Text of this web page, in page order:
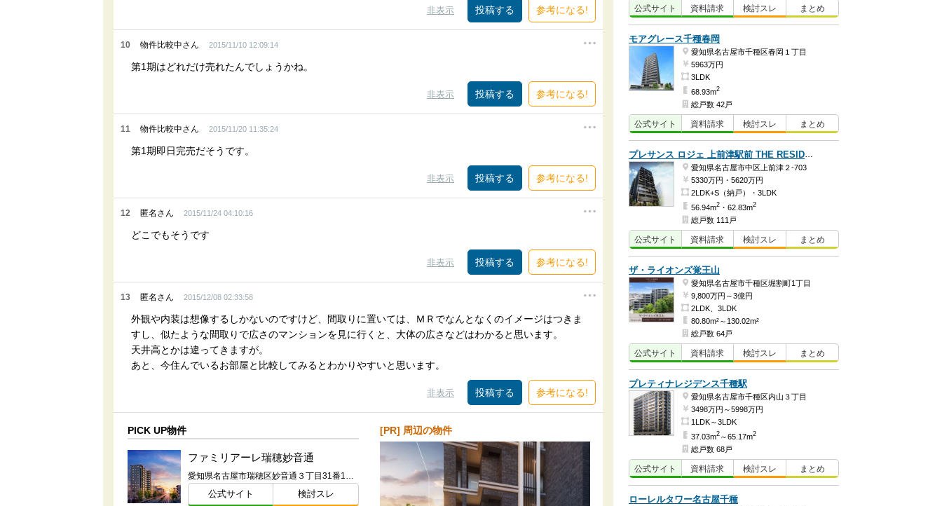
非表示 参考になる!
10 物件比較中さん 2015/11/10 12:09:14
第1期はどれだけ売れたんでしょうかね。
非表示 参考になる!
11 物件比較中さん 2015/11/20 11:35:24
第1期即日完売だそうです。
非表示 参考になる!
12 匿名さん 2015/11/24 04:10:16
どこでもそうです
非表示 参考になる!
13 匿名さん 2015/12/08 02:33:58
外観や内装は想像するしかないのですけど、間取りに置いては、ＭＲでなんとなくのイメージはつきま
すし、似たような間取りで広さのマンションを見に行くと、大体の広さなどはわかると思います。
天井高とかは違ってきますが。
あと、今住んでいるお部屋と比較してみるとわかりやすいと思います。
非表示 参考になる!
PICK UP物件
ファミリアーレ瑞穂妙音通
愛知県名古屋市瑞穂区妙音通３丁目31番1ほか
公式サイト 検討スレ
[PR] 周辺の物件
公式サイト 資料請求 検討スレ まとめ
モアグレース千種春岡
愛知県名古屋市千種区春岡１丁目
5963万円
3LDK
68.93m2
総戸数 42戸
公式サイト 資料請求 検討スレ まとめ
プレサンス ロジェ 上前津駅前 THE RESIDENCE
愛知県名古屋市中区上前津２-703
5330万円・5620万円
2LDK+S（納戸）・3LDK
56.94m2 ・62.83m2
総戸数 111戸
公式サイト 資料請求 検討スレ まとめ
ザ・ライオンズ覚王山
愛知県名古屋市千種区堀割町1丁目
9,800万円～3億円
2LDK、3LDK
80.80m²～130.02m²
総戸数 64戸
公式サイト 資料請求 検討スレ まとめ
プレティナレジデンス千種駅
愛知県名古屋市千種区内山３丁目
3498万円～5998万円
1LDK～3LDK
37.03m2 ～65.17m2
総戸数 68戸
公式サイト 資料請求 検討スレ まとめ
ローレルタワー名古屋千種